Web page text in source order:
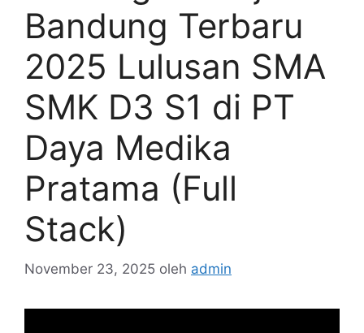
Bandung Terbaru
2025 Lulusan SMA
SMK D3 S1 di PT
Daya Medika
Pratama (Full
Stack)
November 23, 2025 oleh admin